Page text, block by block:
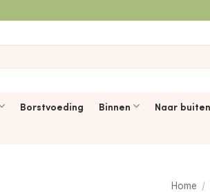
Borstvoeding Binnen Naar buiten
Home /